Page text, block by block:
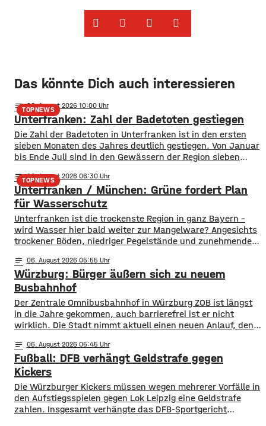
Das könnte Dich auch interessieren
TOPNEWS
notes 06. August 2026 10:00
Unterfranken: Zahl der Badetoten gestiegen
Die Zahl der Badetoten in Unterfranken ist in den ersten
sieben Monaten des Jahres deutlich gestiegen. Von Januar
bis Ende Juli sind in den Gewässern der Region sieben
waren es drei. Diese Zahlen teilte die DLRG mit. Auch
bayernweit ist die Zahl der Badetoten gestiegen. Während
im Freistaat die
TOPNEWS
notes 06. August 2026 06:30
Unterfranken / München: Grüne fordert Plan
für Wasserschutz
​​Unterfranken ist die trockenste Region in ganz Bayern –
wird Wasser hier bald weiter zur Mangelware? Angesichts
trockener Böden, niedriger Pegelstände und zunehmender
​Mit einem neuen Antrag fordern sie einen 10-Punkte-
Wasser-Notfallplan für Bayern. ​Die Grünen-Fraktion hat
dabei kurzfristige und langfristige Maßnahmen im Petto.
So sollen unter anderem
notes 06. August 2026 05:55
Würzburg: Bürger äußern sich zu neuem
Busbahnhof
Der Zentrale Omnibusbahnhof in Würzburg ZOB ist längst
in die Jahre gekommen, auch barrierefrei ist er nicht
wirklich. Die Stadt nimmt aktuell einen neuen Anlauf, den
gesamten Busverkehr umzugestalten. In einer
Bürgerbeteiligung konnten die Würzburger jetzt Lob, Kritik
und Wünsche einbringen. Was gut funktioniert sind
demnach die
notes 06. August 2026 05:45
Fußball: DFB verhängt Geldstrafe gegen
Kickers
Die Würzburger Kickers müssen wegen mehrerer Vorfälle in
den Aufstiegsspielen gegen Lok Leipzig eine Geldstrafe
zahlen. Insgesamt verhängte das DFB-Sportgericht